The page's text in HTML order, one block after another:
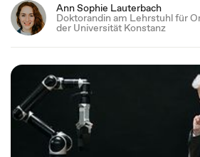
Ann Sophie Lauterbach
Doktorandin am Lehrstuhl für
der Universität Konstanz